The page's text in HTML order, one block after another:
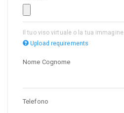
Il tuo viso virtuale o la tua immagine.
Upload requirements
Nome Cognome
Telefono